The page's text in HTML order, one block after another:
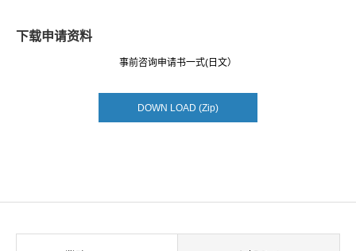
下载申请资料
事前咨询申请书一式(日文）
DOWN LOAD (Zip)